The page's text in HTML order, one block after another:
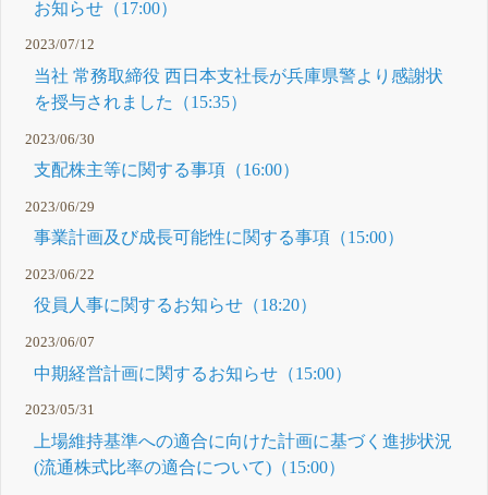
お知らせ（17:00）
2023/07/12
当社 常務取締役 西日本支社長が兵庫県警より感謝状
を授与されました（15:35）
2023/06/30
支配株主等に関する事項（16:00）
2023/06/29
事業計画及び成長可能性に関する事項（15:00）
2023/06/22
役員人事に関するお知らせ（18:20）
2023/06/07
中期経営計画に関するお知らせ（15:00）
2023/05/31
上場維持基準への適合に向けた計画に基づく進捗状況
(流通株式比率の適合について)（15:00）